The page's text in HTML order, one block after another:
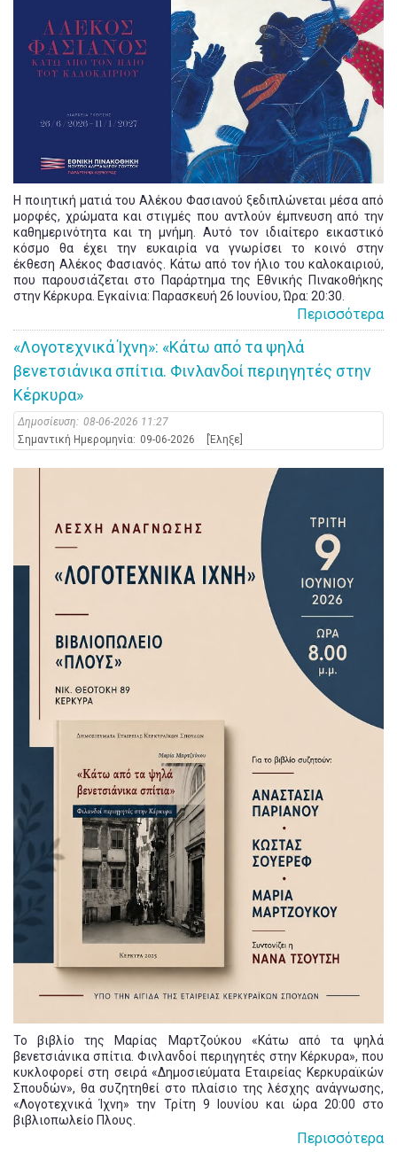
Η ποιητική ματιά του Αλέκου Φασιανού ξεδιπλώνεται μέσα από
μορφές, χρώματα και στιγμές που αντλούν έμπνευση από την
καθημερινότητα και τη μνήμη. Αυτό τον ιδιαίτερο εικαστικό
κόσμο θα έχει την ευκαιρία να γνωρίσει το κοινό στην
έκθεση Αλέκος Φασιανός. Κάτω από τον ήλιο του καλοκαιριού,
που παρουσιάζεται στο Παράρτημα της Εθνικής Πινακοθήκης
στην Κέρκυρα. Εγκαίνια: Παρασκευή 26 Ιουνίου, Ώρα: 20:30.
Περισσότερα
«Λογοτεχνικά Ίχνη»: «Κάτω από τα ψηλά
βενετσιάνικα σπίτια. Φινλανδοί περιηγητές στην
Κέρκυρα»
Δημοσίευση: 08-06-2026 11:27
Σημαντική Ημερομηνία: 09-06-2026 [Έληξε]
Το βιβλίο της Μαρίας Μαρτζούκου «Κάτω από τα ψηλά
βενετσιάνικα σπίτια. Φινλανδοί περιηγητές στην Κέρκυρα», που
κυκλοφορεί στη σειρά «Δημοσιεύματα Εταιρείας Κερκυραϊκών
Σπουδών», θα συζητηθεί στο πλαίσιο της λέσχης ανάγνωσης,
«Λογοτεχνικά Ίχνη» την Τρίτη 9 Ιουνίου και ώρα 20:00 στο
βιβλιοπωλείο Πλους.
Περισσότερα